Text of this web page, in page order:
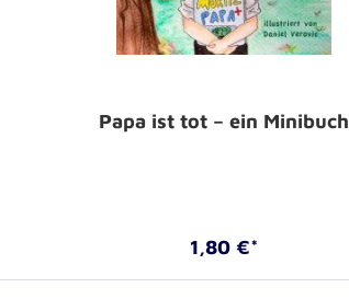
Papa ist tot – ein Minibuch
1,80 €*